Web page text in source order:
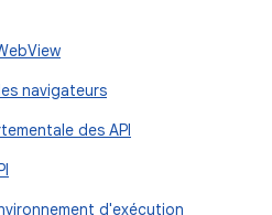
navigateurs
des API
d'exécution